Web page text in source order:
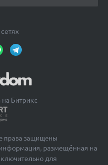
права защищены
Битрикс
размещённая на
для